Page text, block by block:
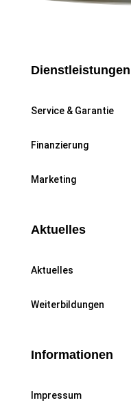
Dienstleistungen
Service & Garantie
Finanzierung
Marketing
Aktuelles
Aktuelles
Weiterbildungen
Informationen
Impressum